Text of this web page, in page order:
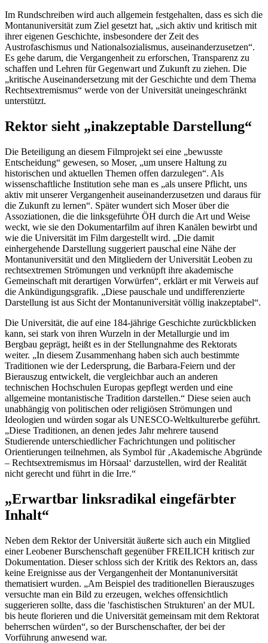
Im Rundschreiben wird auch allgemein festgehalten, dass es sich die
Montanuniversität zum Ziel gesetzt hat, „sich aktiv und kritisch mit
ihrer eigenen Geschichte, insbesondere der Zeit des
Austrofaschismus und Nationalsozialismus, auseinanderzusetzen“.
Es gehe darum, die Vergangenheit zu erforschen, Transparenz zu
schaffen und Lehren für Gegenwart und Zukunft zu ziehen. Die
„kritische Auseinandersetzung mit der Geschichte und dem Thema
Rechtsextremismus“ werde von der Universität uneingeschränkt
unterstützt.
Rektor sieht „inakzeptable Darstellung“
Die Beteiligung an diesem Filmprojekt sei eine „bewusste
Entscheidung“ gewesen, so Moser, „um unsere Haltung zu
historischen und aktuellen Themen offen darzulegen“. Als
wissenschaftliche Institution sehe man es „als unsere Pflicht, uns
aktiv mit unserer Vergangenheit auseinanderzusetzen und daraus für
die Zukunft zu lernen“. Später wundert sich Moser über die
Assoziationen, die die linksgeführte ÖH durch die Art und Weise
weckt, wie sie den Dokumentarfilm auf ihren Kanälen bewirbt und
wie die Universität im Film dargestellt wird. „Die damit
einhergehende Darstellung suggeriert pauschal eine Nähe der
Montanuniversität und den Mitgliedern der Universität Leoben zu
rechtsextremen Strömungen und verknüpft ihre akademische
Gemeinschaft mit derartigen Vorwürfen“, erklärt er mit Verweis auf
die Ankündigungsgrafik. „Diese pauschale und undifferenzierte
Darstellung ist aus Sicht der Montanuniversität völlig inakzeptabel“.
Die Universität, die auf eine 184-jährige Geschichte zurückblicken
kann, sei stark von ihren Wurzeln in der Metallurgie und im
Bergbau geprägt, heißt es in der Stellungnahme des Rektorats
weiter. „In diesem Zusammenhang haben sich auch bestimmte
Traditionen wie der Ledersprung, die Barbara-Feiern und der
Bierauszug entwickelt, die vergleichbar auch an anderen
technischen Hochschulen Europas gepflegt werden und eine
allgemeine montanistische Tradition darstellen.“ Diese seien auch
unabhängig von politischen oder religiösen Strömungen und
Ideologien und würden sogar als UNESCO-Weltkulturerbe geführt.
„Diese Traditionen, an denen jedes Jahr mehrere tausend
Studierende unterschiedlicher Fachrichtungen und politischer
Orientierungen teilnehmen, als Symbol für ‚Akademische Abgründe
– Rechtsextremismus im Hörsaal‘ darzustellen, wird der Realität
nicht gerecht und führt in die Irre.“
„Erwartbar linksradikal eingefärbter
Inhalt“
Neben dem Rektor der Universität äußerte sich auch ein Mitglied
einer Leobener Burschenschaft gegenüber FREILICH kritisch zur
Dokumentation. Dieser schloss sich der Kritik des Rektors an, dass
keine Ereignisse aus der Vergangenheit der Montanuniversität
thematisiert wurden. „Am Beispiel des traditionellen Bierauszuges
versuchte man ein Bild zu erzeugen, welches offensichtlich
suggerieren sollte, dass die 'faschistischen Strukturen' an der MUL
bis heute florieren und die Universität gemeinsam mit dem Rektorat
beherrschen würden“, so der Burschenschafter, der bei der
Vorführung anwesend war.